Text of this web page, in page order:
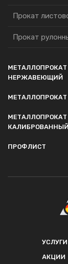
Прокат
Прокат
МЕТАЛЛОПРОКАТ
НЕРЖАВЕЮЩИЙ
МЕТАЛЛОПРОКАТ
КАЛИБРОВАННЫЙ
ПРОФЛИСТ
УСЛУГИ
АКЦИИ